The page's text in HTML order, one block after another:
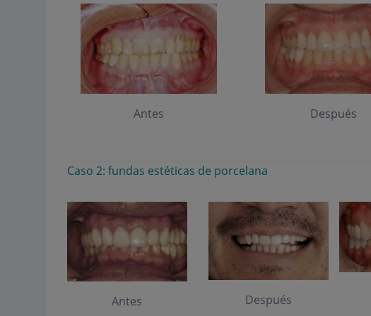
Antes Después
Caso 2: fundas estéticas de porcelana
Antes Después